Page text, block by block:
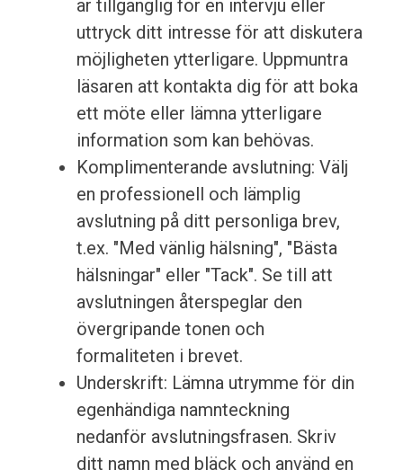
är tillgänglig för en intervju eller
uttryck ditt intresse för att diskutera
möjligheten ytterligare. Uppmuntra
läsaren att kontakta dig för att boka
ett möte eller lämna ytterligare
information som kan behövas.
Komplimenterande avslutning: Välj
en professionell och lämplig
avslutning på ditt personliga brev,
t.ex. "Med vänlig hälsning", "Bästa
hälsningar" eller "Tack". Se till att
avslutningen återspeglar den
övergripande tonen och
formaliteten i brevet.
Underskrift: Lämna utrymme för din
egenhändiga namnteckning
nedanför avslutningsfrasen. Skriv
ditt namn med bläck och använd en